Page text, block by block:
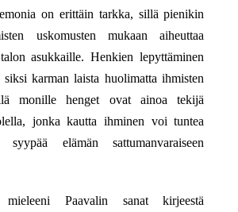
on erittäin tarkka, sillä pienikin
uskomusten mukaan aiheuttaa
asukkaille. Henkien lepyttäminen
siksi karman laista huolimatta ihmisten
monille henget ovat ainoa tekijä
jonka kautta ihminen voi tuntea
elämän sattumanvaraiseen
Paavalin sanat kirjeestä